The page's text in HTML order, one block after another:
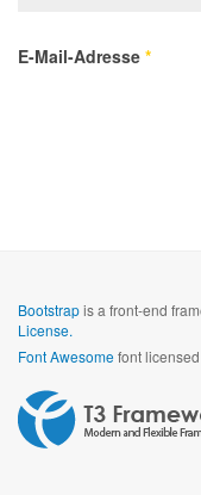
E-Mail-Adresse *
Bootstrapis a front-end
License.
Font Awesomefont